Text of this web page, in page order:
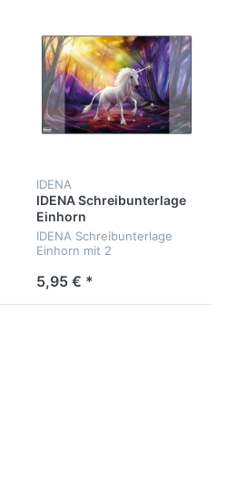
IDENA
IDENA Schreibunterlage
Einhorn
IDENA Schreibunterlage
Einhorn mit 2
38,5 cm
5,95 € *